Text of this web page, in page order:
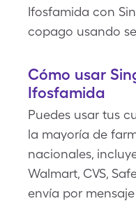
Ifosfamida con
copago usando
Cómo usar
Ifosfamida
Puedes usar tus
la mayoría de
nacionales,
Walmart, CVS,
envía por